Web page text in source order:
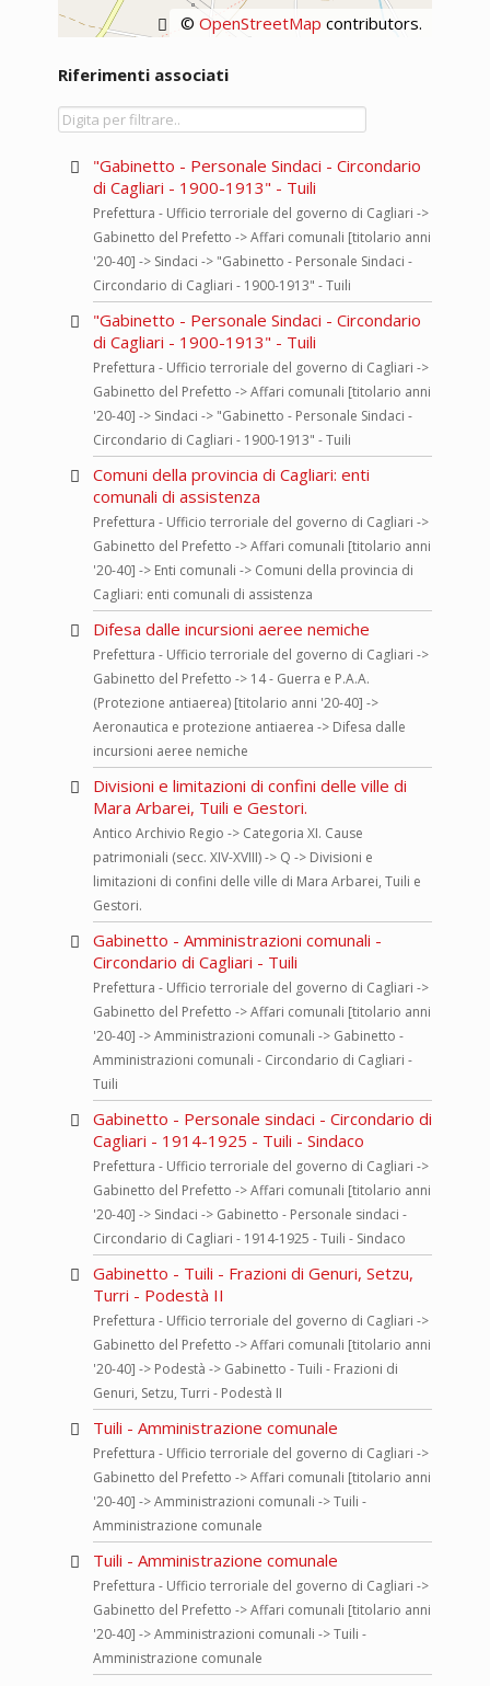
© OpenStreetMap contributors.
Riferimenti associati
"Gabinetto - Personale Sindaci - Circondario
di Cagliari - 1900-1913" - Tuili
Prefettura - Ufficio terroriale del governo di Cagliari ->
Gabinetto del Prefetto -> Affari comunali [titolario anni
'20-40] -> Sindaci -> "Gabinetto - Personale Sindaci -
Circondario di Cagliari - 1900-1913" - Tuili
"Gabinetto - Personale Sindaci - Circondario
di Cagliari - 1900-1913" - Tuili
Prefettura - Ufficio terroriale del governo di Cagliari ->
Gabinetto del Prefetto -> Affari comunali [titolario anni
'20-40] -> Sindaci -> "Gabinetto - Personale Sindaci -
Circondario di Cagliari - 1900-1913" - Tuili
Comuni della provincia di Cagliari: enti
comunali di assistenza
Prefettura - Ufficio terroriale del governo di Cagliari ->
Gabinetto del Prefetto -> Affari comunali [titolario anni
'20-40] -> Enti comunali -> Comuni della provincia di
Cagliari: enti comunali di assistenza
Difesa dalle incursioni aeree nemiche
Prefettura - Ufficio terroriale del governo di Cagliari ->
Gabinetto del Prefetto -> 14 - Guerra e P.A.A.
(Protezione antiaerea) [titolario anni '20-40] ->
Aeronautica e protezione antiaerea -> Difesa dalle
incursioni aeree nemiche
Divisioni e limitazioni di confini delle ville di
Mara Arbarei, Tuili e Gestori.
Antico Archivio Regio -> Categoria XI. Cause
patrimoniali (secc. XIV-XVIII) -> Q -> Divisioni e
limitazioni di confini delle ville di Mara Arbarei, Tuili e
Gestori.
Gabinetto - Amministrazioni comunali -
Circondario di Cagliari - Tuili
Prefettura - Ufficio terroriale del governo di Cagliari ->
Gabinetto del Prefetto -> Affari comunali [titolario anni
'20-40] -> Amministrazioni comunali -> Gabinetto -
Amministrazioni comunali - Circondario di Cagliari -
Tuili
Gabinetto - Personale sindaci - Circondario di
Cagliari - 1914-1925 - Tuili - Sindaco
Prefettura - Ufficio terroriale del governo di Cagliari ->
Gabinetto del Prefetto -> Affari comunali [titolario anni
'20-40] -> Sindaci -> Gabinetto - Personale sindaci -
Circondario di Cagliari - 1914-1925 - Tuili - Sindaco
Gabinetto - Tuili - Frazioni di Genuri, Setzu,
Turri - Podestà II
Prefettura - Ufficio terroriale del governo di Cagliari ->
Gabinetto del Prefetto -> Affari comunali [titolario anni
'20-40] -> Podestà -> Gabinetto - Tuili - Frazioni di
Genuri, Setzu, Turri - Podestà II
Tuili - Amministrazione comunale
Prefettura - Ufficio terroriale del governo di Cagliari ->
Gabinetto del Prefetto -> Affari comunali [titolario anni
'20-40] -> Amministrazioni comunali -> Tuili -
Amministrazione comunale
Tuili - Amministrazione comunale
Prefettura - Ufficio terroriale del governo di Cagliari ->
Gabinetto del Prefetto -> Affari comunali [titolario anni
'20-40] -> Amministrazioni comunali -> Tuili -
Amministrazione comunale